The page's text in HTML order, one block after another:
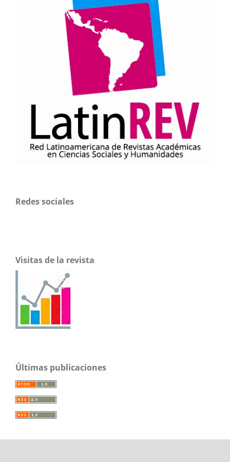
Redes sociales
Visitas de la revista
Últimas publicaciones